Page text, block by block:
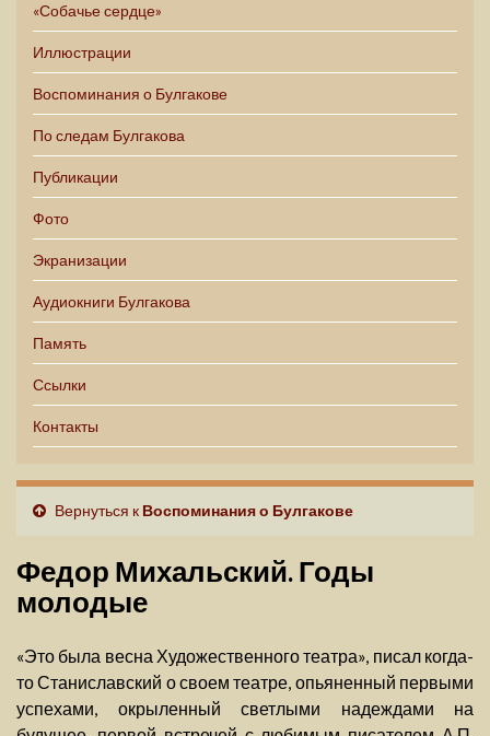
«Собачье сердце»
Иллюстрации
Воспоминания о Булгакове
По следам Булгакова
Публикации
Фото
Экранизации
Аудиокниги Булгакова
Память
Ссылки
Контакты
Вернуться к Воспоминания о Булгакове
Федор Михальский. Годы
молодые
«Это была весна Художественного театра», писал когда-
то Станиславский о своем театре, опьяненный первыми
успехами, окрыленный светлыми надеждами на